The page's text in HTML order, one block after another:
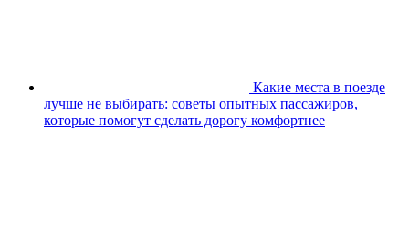
Какие места в поезде
лучше не выбирать: советы опытных пассажиров,
которые помогут сделать дорогу комфортнее